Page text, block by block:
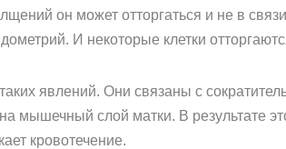
он может отторгаться и не в
И некоторые клетки
явлений. Они связаны с
мышечный слой матки. В результате
кровотечение.